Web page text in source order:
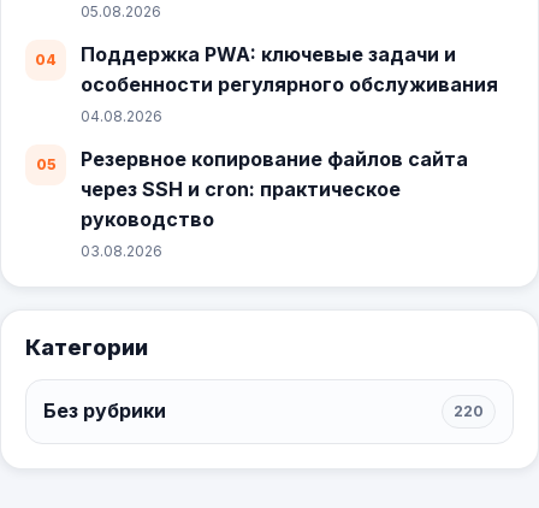
05.08.2026
Поддержка PWA: ключевые задачи и
особенности регулярного обслуживания
04.08.2026
Резервное копирование файлов сайта
через SSH и cron: практическое
руководство
03.08.2026
Категории
Без рубрики 220